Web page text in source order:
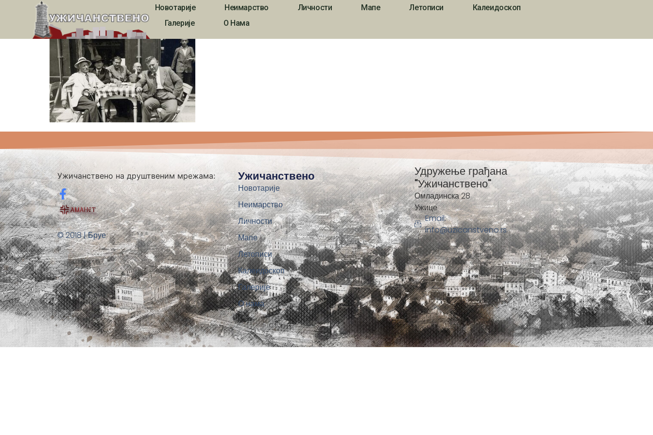
Новотарије Неимарство Личности Мапе Летописи
Калеидоскоп
Галерије
О Нама
ukvn00024
Ужичанствено на друштвеним мрежама:
© 2018 | Бруе
Ужичанствено
Новотарије
Неимарство
Личности
Мапе
Летописи
Калеидоскоп
Галерије
О нама
Удружење грађана
"Ужичанствено"
Омладинска 28
Ужице
Email:
info@uzicanstveno.rs